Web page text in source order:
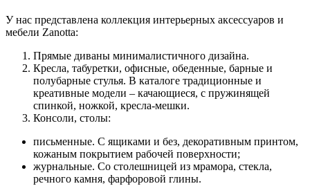
У нас представлена коллекция интерьерных аксессуаров и
мебели Zanotta:
Прямые диваны минималистичного дизайна.
Кресла, табуретки, офисные, обеденные, барные и
полубарные стулья. В каталоге традиционные и
креативные модели – качающиеся, с пружинящей
спинкой, ножкой, кресла-мешки.
Консоли, столы:
письменные. С ящиками и без, декоративным принтом,
кожаным покрытием рабочей поверхности;
журнальные. Со столешницей из мрамора, стекла,
речного камня, фарфоровой глины.